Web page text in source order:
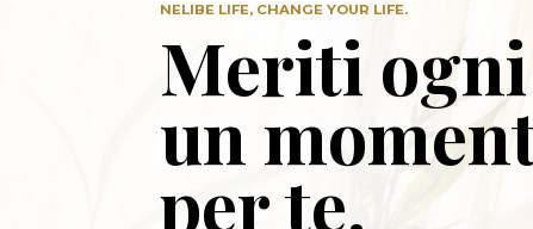
NELIBE LIFE, CHANGE YOUR LIFE.
Meriti
un
per te.